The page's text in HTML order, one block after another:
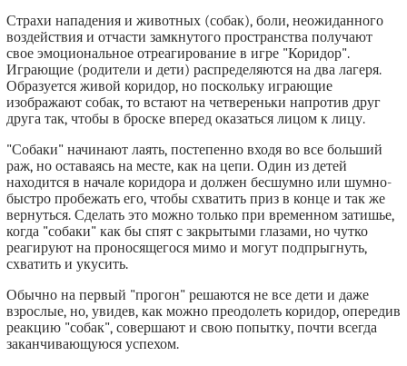
Страхи нападения и животных (собак), боли, неожиданного
воздействия и отчасти замкнутого пространства получают
свое эмоциональное отреагирование в игре "Коридор".
Играющие (родители и дети) распределяются на два лагеря.
Образуется живой коридор, но поскольку играющие
изображают собак, то встают на четвереньки напротив друг
друга так, чтобы в броске вперед оказаться лицом к лицу.
"Собаки" начинают лаять, постепенно входя во все больший
раж, но оставаясь на месте, как на цепи. Один из детей
находится в начале коридора и должен бесшумно или шумно-
быстро пробежать его, чтобы схватить приз в конце и так же
вернуться. Сделать это можно только при временном затишье,
когда "собаки" как бы спят с закрытыми глазами, но чутко
реагируют на проносящегося мимо и могут подпрыгнуть,
схватить и укусить.
Обычно на первый "прогон" решаются не все дети и даже
взрослые, но, увидев, как можно преодолеть коридор, опередив
реакцию "собак", совершают и свою попытку, почти всегда
заканчивающуюся успехом.